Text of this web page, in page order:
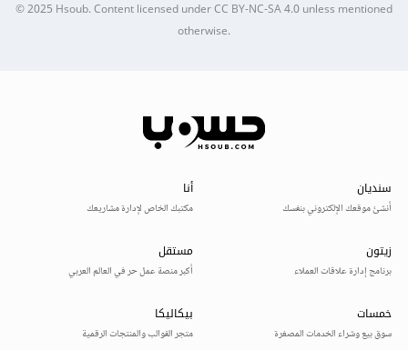
© 2025 Hsoub.Content licensed underCC BY-NC-SA 4.0unless mentioned
otherwise.